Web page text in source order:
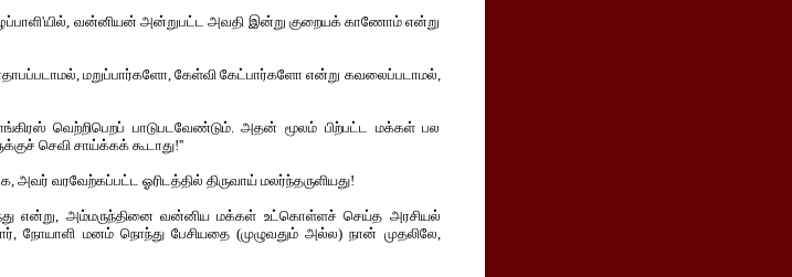
வன்னியன் அன்றுபட்ட அவதி இன்று குறையக் காணோம் என்று
மறுப்பார்களோ, கேள்வி கேட்பார்களோ என்று கவலைப்படாமல்,
வெற்றிபெறப் பாடுபடவேண்டும். அதன் மூலம் பிற்பட்ட மக்கள் பல
செவி சாய்க்கக் கூடாது!''
அவர் வரவேற்கப்பட்ட ஓரிடத்தில் திருவாய் மலர்ந்தருளியது!
என்று, அம்மருந்தினை வன்னிய மக்கள் உட்கொள்ளச் செய்த அரசியல்
நோயாளி மனம் நொந்து பேசியதை (முழுவதும் அல்ல) நான் முதலிலே,